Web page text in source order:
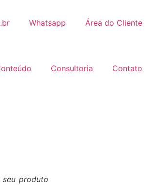
Whatsapp Área do Cliente
Consultoria Contato
produto